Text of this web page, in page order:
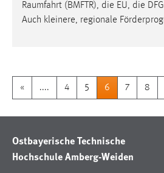
Raumfahrt (BMFTR), die EU, die
Auch kleinere, regionale
« .... 4 5 6 7 8
Ostbayerische Technische
Hochschule Amberg-Weiden